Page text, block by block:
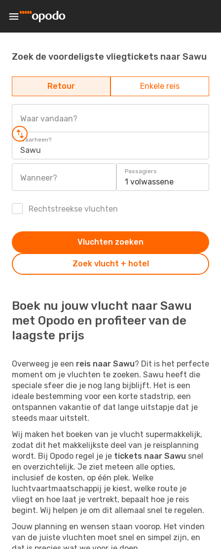
Zoek de voordeligste vliegtickets naar Sawu
Retour Enkele reis
Waar vandaan?
Waarheen?
Sawu
Wanneer?
Passagiers
1 volwassene
Rechtstreekse vluchten
Zoek vlucht + hotel
Vluchten zoeken
Boek nu jouw vlucht naar Sawu
met Opodo en profiteer van de
laagste prijs
Overweeg je een reis naar Sawu? Dit is het perfecte
moment om je vluchten te zoeken. Sawu heeft die
speciale sfeer die je nog lang bijblijft. Het is een
ideale bestemming voor een korte stadstrip, een
ontspannen vakantie of dat lange uitstapje dat je
steeds maar uitstelt.
Wij maken het boeken van je vlucht supermakkelijk,
zodat dit het makkelijkste deel van je reisplanning
wordt. Bij Opodo regel je je tickets naar Sawu snel
en overzichtelijk. Je ziet meteen alle opties,
inclusief de kosten, op één plek. Welke
luchtvaartmaatschappij je kiest, welke route je
vliegt en hoe laat je vertrekt, bepaalt hoe je reis
begint. Wij helpen je om dit allemaal snel te regelen.
Jouw planning en wensen staan voorop. Het vinden
van de juiste vluchten moet snel en simpel zijn, en